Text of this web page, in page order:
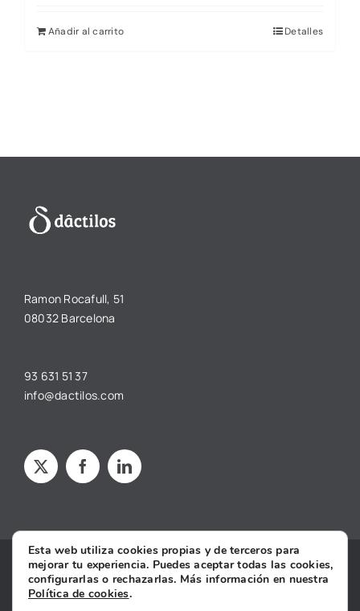
Añadir al carrito Detalles
Ramon Rocafull, 51
08032 Barcelona
93 631 51 37
info@dactilos.com
Copyright © 2025 dâctilos |Aviso legal·Política de privacidad·
Política de cookies ·Condiciones Generales de Contratación·
Declaración de Accesibilidad
Esta web utiliza cookies propias y de terceros para
mejorar tu experiencia. Puedes aceptar todas las cookies,
configurarlas o rechazarlas. Más información en nuestra
Política de cookies.